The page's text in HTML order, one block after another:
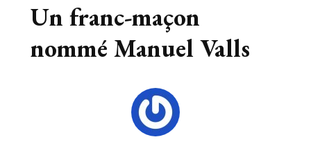
Un franc-maçon
nommé Manuel Valls